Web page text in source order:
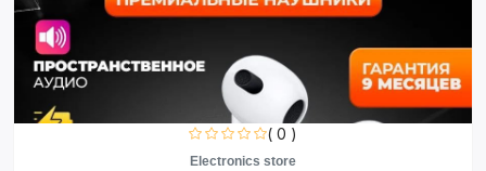
( 0 )
Electronics store